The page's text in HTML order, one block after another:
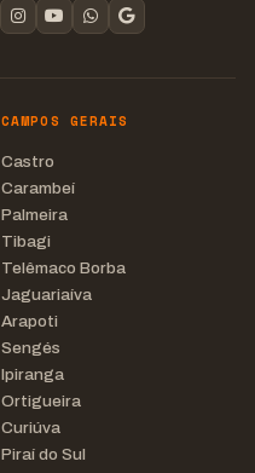
CAMPOS GERAIS
Castro
Carambeí
Palmeira
Tibagi
Telêmaco Borba
Jaguariaíva
Arapoti
Sengés
Ipiranga
Ortigueira
Curiúva
Piraí do Sul